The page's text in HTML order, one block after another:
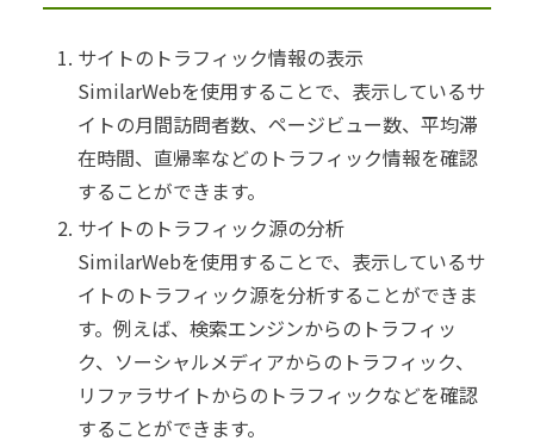
サイトのトラフィック情報の表示
SimilarWebを使用することで、表示しているサ
イトの月間訪問者数、ページビュー数、平均滞
在時間、直帰率などのトラフィック情報を確認
することができます。
サイトのトラフィック源の分析
SimilarWebを使用することで、表示しているサ
イトのトラフィック源を分析することができま
す。例えば、検索エンジンからのトラフィッ
ク、ソーシャルメディアからのトラフィック、
リファラサイトからのトラフィックなどを確認
することができます。